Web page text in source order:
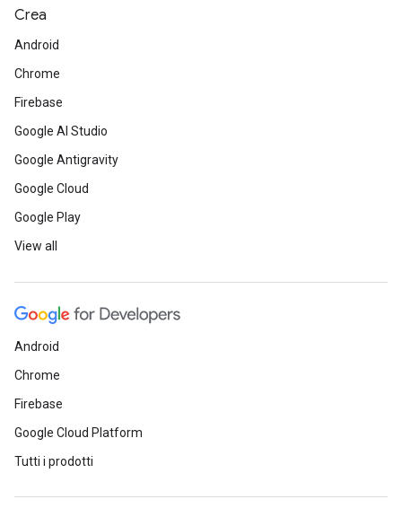
Crea
Android
Chrome
Firebase
Google AI Studio
Google Antigravity
Google Cloud
Google Play
View all
Android
Chrome
Firebase
Google Cloud Platform
Tutti i prodotti